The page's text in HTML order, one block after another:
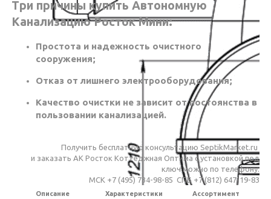
Три причины купить Автономную
Канализацию Росток Мини:
Простота и надежность очистного
сооружения;
Отказ от лишнего электрооборудования;
Качество очистки не зависит от постоянства в
пользовании канализацией.
Получить бесплатную консультацию SeptikMarket.ru
и заказать АК Росток Коттеджная Оптима c установкой под
ключ можно по телефону:
МСК +7 (495) 734-98-85 СПБ +7 (812) 647-19-83
Описание Характеристики Ассортимент